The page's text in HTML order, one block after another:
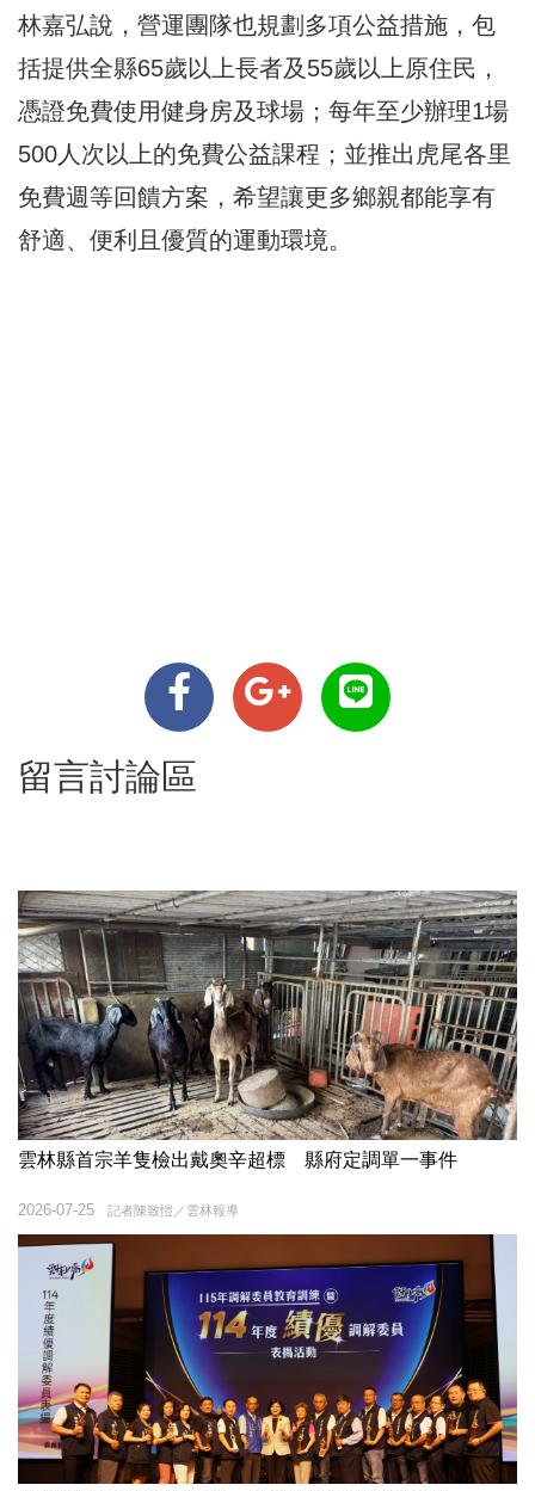
林嘉弘說，營運團隊也規劃多項公益措施，包
括提供全縣65歲以上長者及55歲以上原住民，
憑證免費使用健身房及球場；每年至少辦理1場
500人次以上的免費公益課程；並推出虎尾各里
免費週等回饋方案，希望讓更多鄉親都能享有
舒適、便利且優質的運動環境。
留言討論區
雲林縣首宗羊隻檢出戴奧辛超標 縣府定調單一事件
記者陳致愷／雲林報導
2026-07-25